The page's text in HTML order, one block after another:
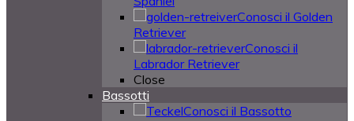
Conosci il Golden
Retriever
Conosci il
Labrador Retriever
Close
Bassotti
Conosci il Bassotto